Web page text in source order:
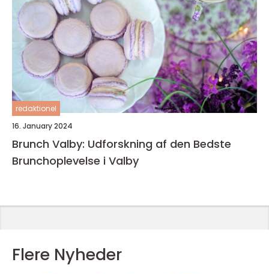
redaktionel
16. January 2024
Brunch Valby: Udforskning af den Bedste
Brunchoplevelse i Valby
Flere Nyheder